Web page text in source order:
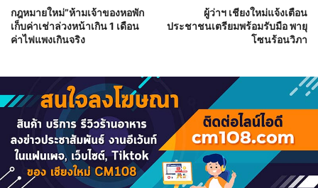
กฎหมายใหม่”ห้ามเจ้าของหอพัก
เก็บค่าเช่าล่วงหน้าเกิน 1 เดือน
ค่าไฟแพงเกินจริง
ผู้ว่าฯ เชียงใหม่แจ้งเตือน
ประชาชนเตรียมพร้อมรับมือ พายุ
โซนร้อนวิภา